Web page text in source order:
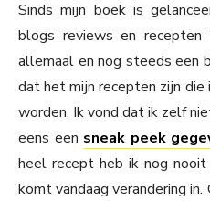
Sinds mijn boek is
blogs reviews en
allemaal en nog steeds een
dat het mijn recepten zijn die
worden. Ik vond dat ik zelf
eens een sneak peek
heel recept heb ik nog
komt vandaag verandering